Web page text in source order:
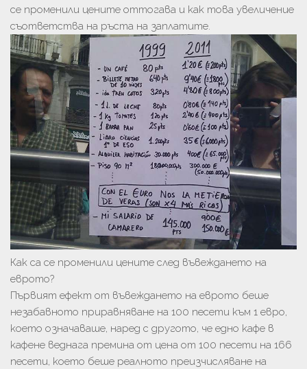
се променили цените оттогава и как това увеличение
съответства на ръста на заплатите.
Как са се променили цените след въвеждането на
еврото?
Първият ефект от въвеждането на еврото беше
незабавното приравняване на 100 песети към 1 евро,
което означаваше, наред с другото, че едно кафе в
кафене веднага премина от цена от 100 песети на 166
песети, което беше реалното преизчисляване на